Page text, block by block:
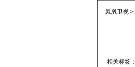
凤凰卫视 >
相关标签：